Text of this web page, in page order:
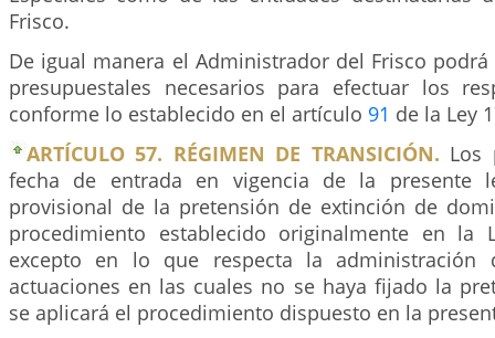
Frisco.
De igual manera el Administrador del Frisco
presupuestales necesarios para efectuar los
conforme lo establecido en el artículo 91 de la Ley
ARTÍCULO 57. RÉGIMEN DE TRANSICIÓN. Los
fecha de entrada en vigencia de la presente
provisional de la pretensión de extinción de
procedimiento establecido originalmente en la
excepto en lo que respecta la administración
actuaciones en las cuales no se haya fijado la
se aplicará el procedimiento dispuesto en la